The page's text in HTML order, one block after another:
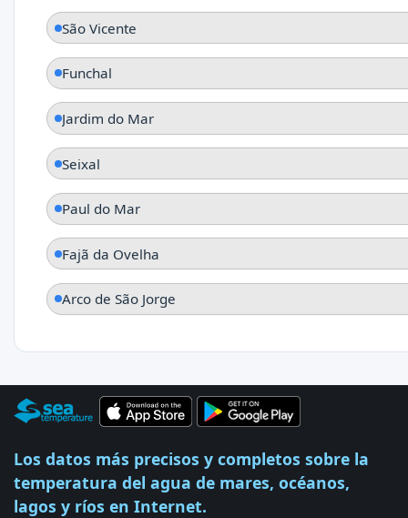
São Vicente
Funchal
Jardim do Mar
Seixal
Paul do Mar
Fajã da Ovelha
Arco de São Jorge
Los datos más precisos y completos sobre la
temperatura del agua de mares, océanos,
lagos y ríos en Internet.